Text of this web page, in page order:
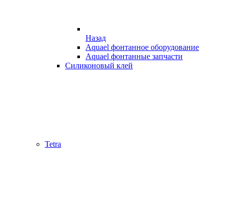
Назад
Aquael фонтанное оборудование
Aquael фонтанные запчасти
Силиконовый клей
Tetra